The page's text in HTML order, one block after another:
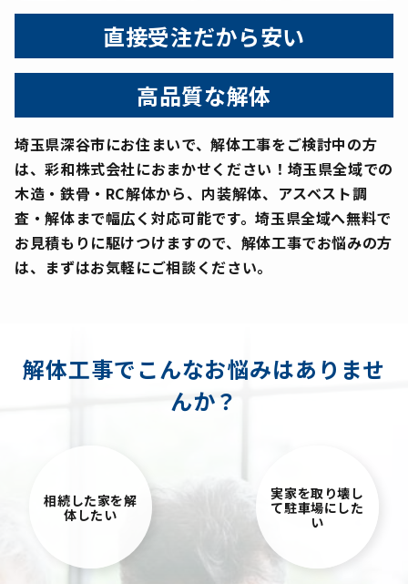
直接受注だから安い
高品質な解体
埼玉県深谷市にお住まいで、解体工事をご検討中の方
は、彩和株式会社におまかせください！埼玉県全域での
木造・鉄骨・RC解体から、内装解体、アスベスト調
査・解体まで幅広く対応可能です。埼玉県全域へ無料で
お見積もりに駆けつけますので、解体工事でお悩みの方
は、まずはお気軽にご相談ください。
解体工事でこんなお悩みはありませ
んか？
相続した家を解
体したい
実家を取り壊し
て駐車場にした
い